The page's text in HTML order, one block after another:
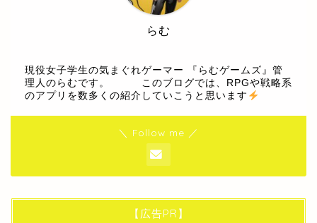
らむ
現役女子学生の気まぐれゲーマー 『らむゲームズ』管
理人のらむです。 このブログでは、RPGや戦略系
のアプリを数多くの紹介していこうと思います
＼ Follow me ／
【広告PR】